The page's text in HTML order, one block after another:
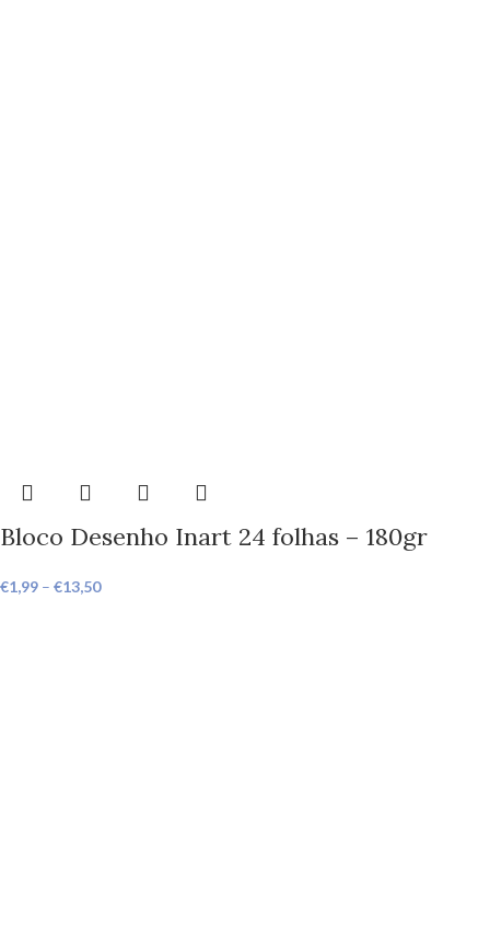
Bloco Desenho Inart 24 folhas – 180gr
€1,99 – €13,50